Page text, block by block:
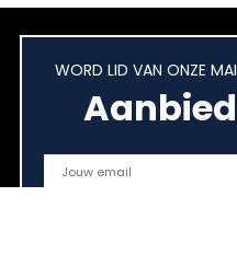
WORD LID VAN ONZE